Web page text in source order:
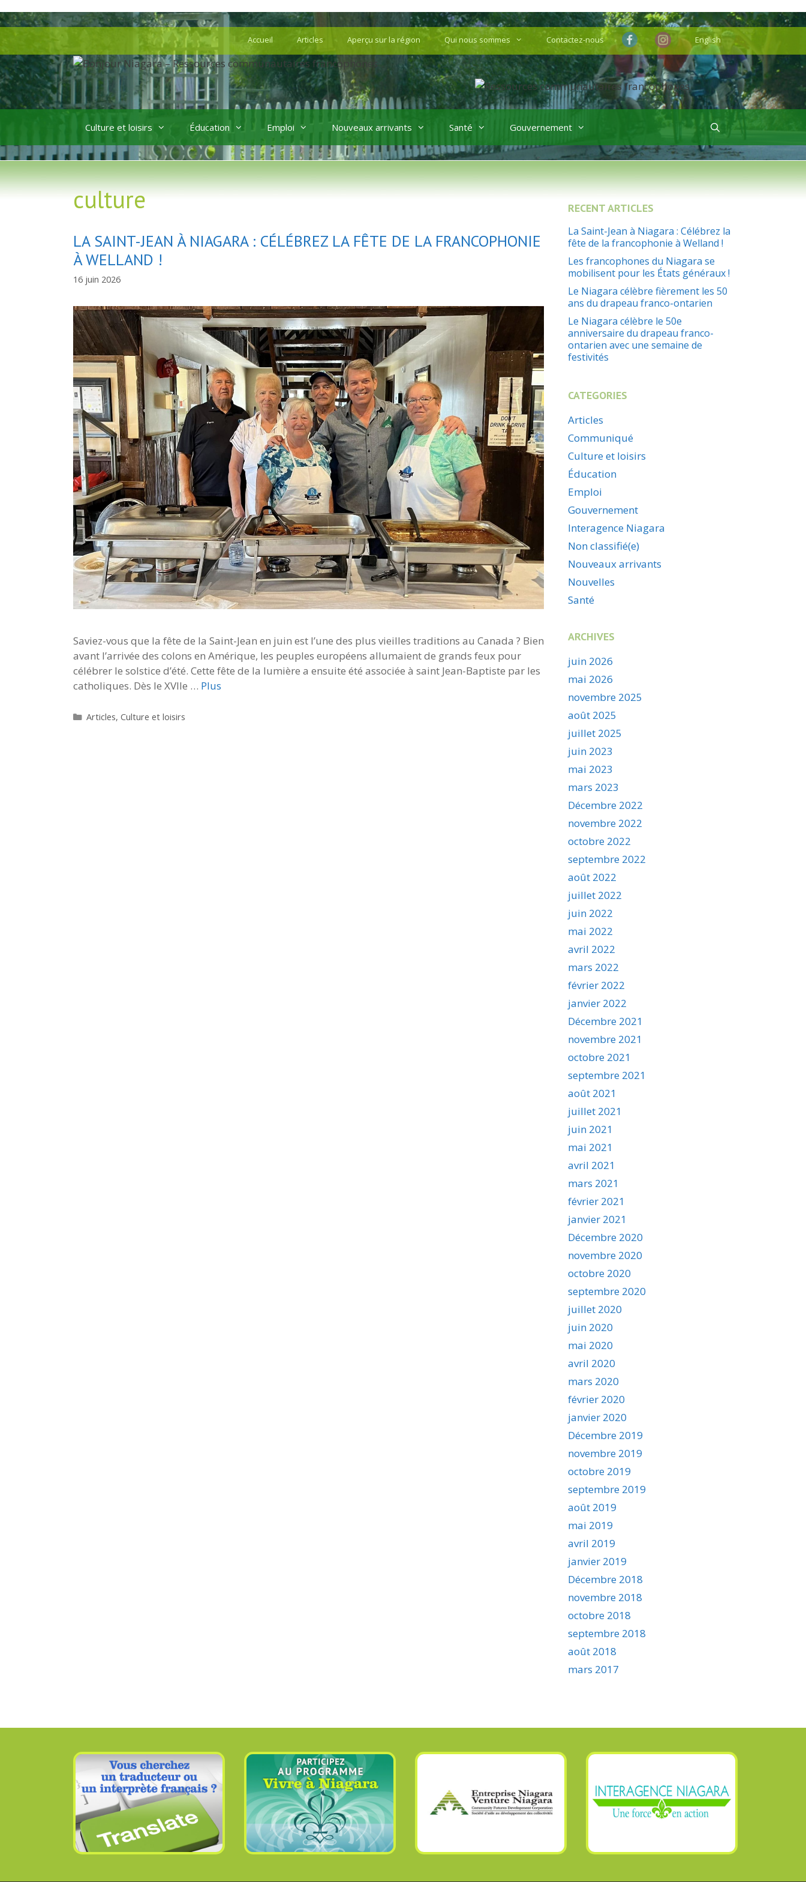
Aller
contenu
Accueil Articles Aperçu sur la région Qui nous sommes Contactez-nous English
Culture et loisirs Éducation Emploi Nouveaux arrivants Santé Gouvernement
culture
LA SAINT-JEAN À NIAGARA : CÉLÉBREZ LA FÊTE DE LA FRANCOPHONIE
À WELLAND !
16 juin 2026
Saviez-vous que la fête de la Saint-Jean en juin est l’une des plus vieilles traditions au Canada ? Bien
avant l’arrivée des colons en Amérique, les peuples européens allumaient de grands feux pour
célébrer le solstice d’été. Cette fête de la lumière a ensuite été associée à saint Jean-Baptiste par les
catholiques. Dès le XVIIe … Plus
Catégories
Articles, Culture et loisirs
RECENT ARTICLES
La Saint-Jean à Niagara : Célébrez la
fête de la francophonie à Welland !
Les francophones du Niagara se
mobilisent pour les États généraux !
Le Niagara célèbre fièrement les 50
ans du drapeau franco-ontarien
Le Niagara célèbre le 50e
anniversaire du drapeau franco-
ontarien avec une semaine de
festivités
CATEGORIES
Articles
Communiqué
Culture et loisirs
Éducation
Emploi
Gouvernement
Interagence Niagara
Non classifié(e)
Nouveaux arrivants
Nouvelles
Santé
ARCHIVES
juin 2026
mai 2026
novembre 2025
août 2025
juillet 2025
juin 2023
mai 2023
mars 2023
Décembre 2022
novembre 2022
octobre 2022
septembre 2022
août 2022
juillet 2022
juin 2022
mai 2022
avril 2022
mars 2022
février 2022
janvier 2022
Décembre 2021
novembre 2021
octobre 2021
septembre 2021
août 2021
juillet 2021
juin 2021
mai 2021
avril 2021
mars 2021
février 2021
janvier 2021
Décembre 2020
novembre 2020
octobre 2020
septembre 2020
juillet 2020
juin 2020
mai 2020
avril 2020
mars 2020
février 2020
janvier 2020
Décembre 2019
novembre 2019
octobre 2019
septembre 2019
août 2019
mai 2019
avril 2019
janvier 2019
Décembre 2018
novembre 2018
octobre 2018
septembre 2018
août 2018
mars 2017